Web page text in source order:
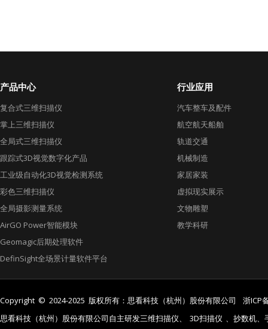
产品中心
复合式三维扫描仪
掌上三维扫描仪
全局式三维扫描仪
跟踪式3D视觉数字化产品
工业级自动化3D视觉检测系统
彩色三维扫描仪
全局摄影测量系统
AirGO Power智能模块
Geomagic后期处理软件
DefinSight全场景计量软件平台
行业应用
汽车整车及配件
航空航天船舶
轨道交通
机械制造
家居家装
虚拟现实展示
文物雕塑
教学科研
Copyright © 2024-2025 版权所有：思看科技（杭州）股份有限公司
浙ICP
思看科技（杭州）股份有限公司自主研发三维扫描仪、
3D扫描仪 、抄数机、